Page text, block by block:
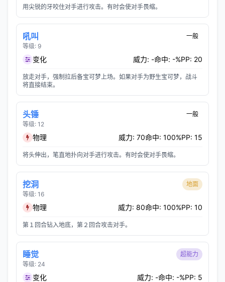
用尖锐的牙咬住对手进行攻击。有时会使对手畏缩。
吼叫
等级: 9
一般
变化 威力: -命中: -%PP: 20
放走对手，强制拉后备宝可梦上场。如果对手为野生宝可梦，战斗
将直接结束。
头锤
等级: 12
一般
物理 威力: 70命中: 100%PP: 15
将头伸出，笔直地扑向对手进行攻击。有时会使对手畏缩。
挖洞
等级: 16
地面
物理 威力: 80命中: 100%PP: 10
第１回合钻入地底，第２回合攻击对手。
睡觉
等级: 24
超能力
变化 威力: -命中: -%PP: 5